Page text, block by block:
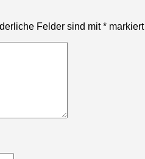
Felder sind mit* markiert